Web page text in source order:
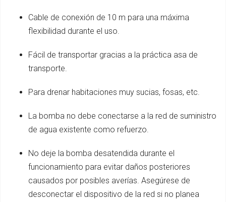
Cable de conexión de 10 m para una máxima
flexibilidad durante el uso.
Fácil de transportar gracias a la práctica asa de
transporte.
Para drenar habitaciones muy sucias, fosas, etc.
La bomba no debe conectarse a la red de suministro
de agua existente como refuerzo.
No deje la bomba desatendida durante el
funcionamiento para evitar daños posteriores
causados por posibles averías. Asegúrese de
desconectar el dispositivo de la red si no planea